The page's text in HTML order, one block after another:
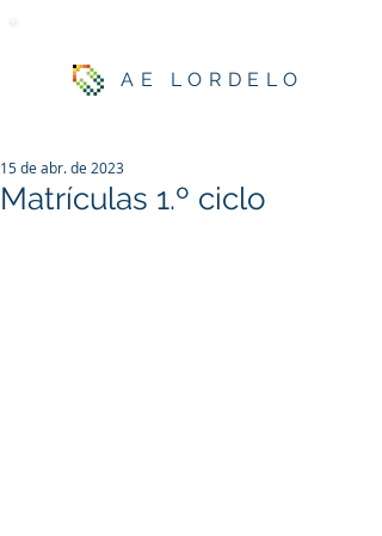
AE LORDELO
Matrículas 1.º ciclo
15 de abr. de 2023